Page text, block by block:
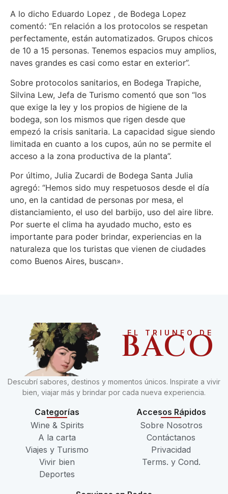
A lo dicho Eduardo Lopez , de Bodega Lopez
comentó: “En relación a los protocolos se respetan
perfectamente, están automatizados. Grupos chicos
de 10 a 15 personas. Tenemos espacios muy amplios,
naves grandes es casi como estar en exterior”.
Sobre protocolos sanitarios, en Bodega Trapiche,
Silvina Lew, Jefa de Turismo comentó que son “los
que exige la ley y los propios de higiene de la
bodega, son los mismos que rigen desde que
empezó la crisis sanitaria. La capacidad sigue siendo
limitada en cuanto a los cupos, aún no se permite el
acceso a la zona productiva de la planta”.
Por último, Julia Zucardi de Bodega Santa Julia
agregó: “Hemos sido muy respetuosos desde el día
uno, en la cantidad de personas por mesa, el
distanciamiento, el uso del barbijo, uso del aire libre.
Por suerte el clima ha ayudado mucho, esto es
importante para poder brindar, experiencias en la
naturaleza que los turistas que vienen de ciudades
como Buenos Aires, buscan».
EL TRIUNFO DE
BACO
Descubrí sabores, destinos y momentos únicos. Inspirate a vivir
bien, viajar más y brindar por cada nueva experiencia.
Categorías
Wine & Spirits
A la carta
Viajes y Turismo
Vivir bien
Deportes
Accesos Rápidos
Sobre Nosotros
Contáctanos
Privacidad
Terms. y Cond.